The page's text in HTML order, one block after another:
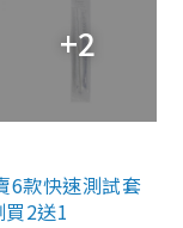
+2
6款快速測試套
2送1